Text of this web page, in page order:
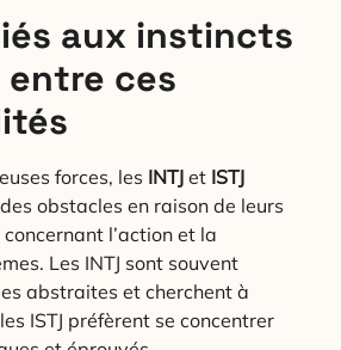
aux instincts
ces
forces, les INTJ et ISTJ
obstacles en raison de leurs
l’action et la
Les INTJ sont souvent
abstraites et cherchent à
ISTJ préfèrent se concentrer